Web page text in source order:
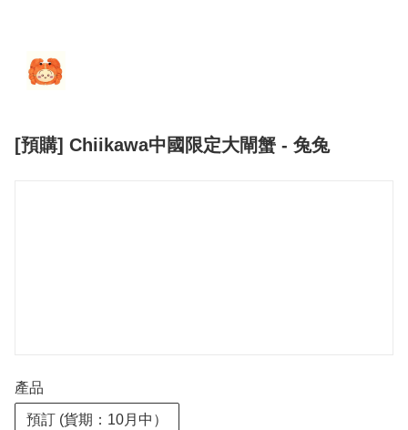
[預購] Chiikawa中國限定大閘蟹 - 兔兔
產品
預訂 (貨期：10月中）